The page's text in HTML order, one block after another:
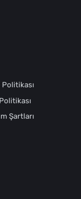
Şartları